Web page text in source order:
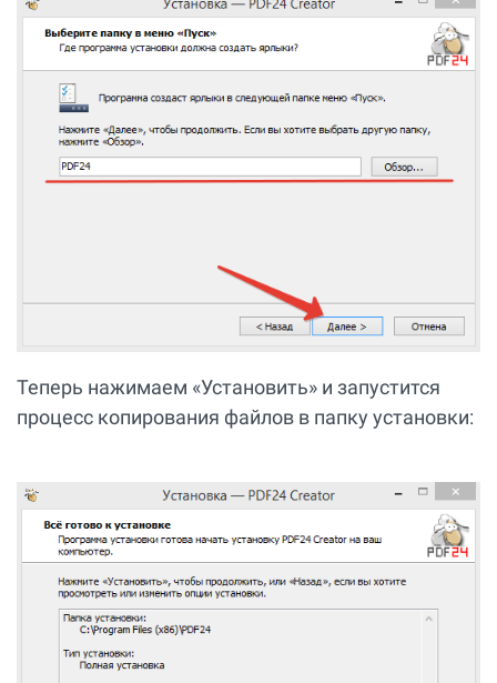
Теперь нажимаем «Установить» и запустится
процесс копирования файлов в папку установки: